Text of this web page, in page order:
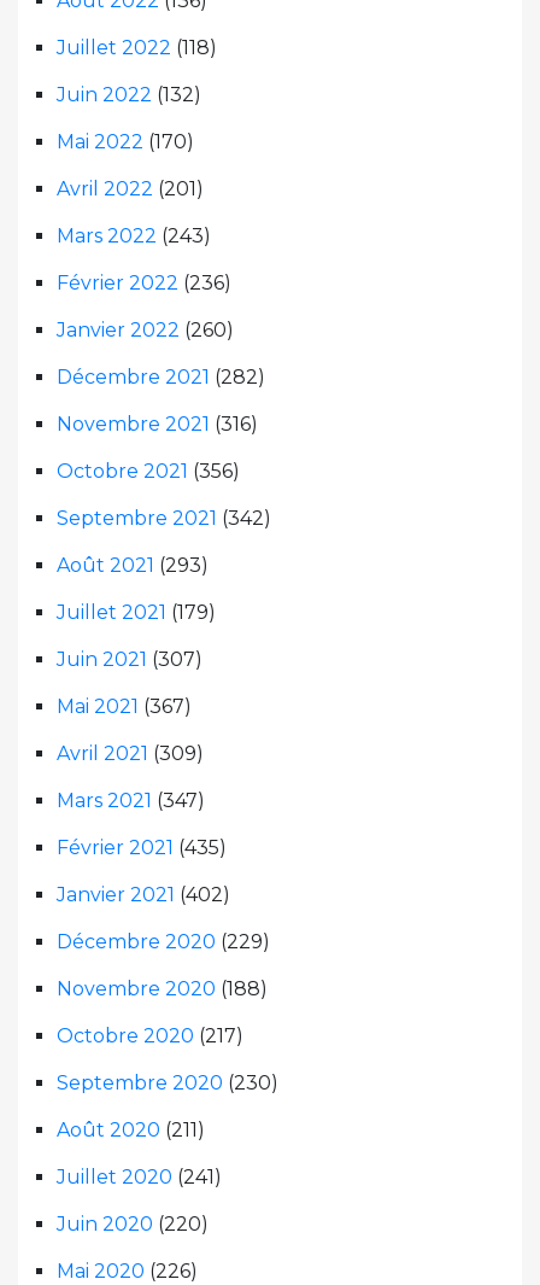
Juillet 2022 (118)
Juin 2022 (132)
Mai 2022 (170)
Avril 2022 (201)
Mars 2022 (243)
Février 2022 (236)
Janvier 2022 (260)
Décembre 2021 (282)
Novembre 2021 (316)
Octobre 2021 (356)
Septembre 2021 (342)
Août 2021 (293)
Juillet 2021 (179)
Juin 2021 (307)
Mai 2021 (367)
Avril 2021 (309)
Mars 2021 (347)
Février 2021 (435)
Janvier 2021 (402)
Décembre 2020 (229)
Novembre 2020 (188)
Octobre 2020 (217)
Septembre 2020 (230)
Août 2020 (211)
Juillet 2020 (241)
Juin 2020 (220)
Mai 2020 (226)